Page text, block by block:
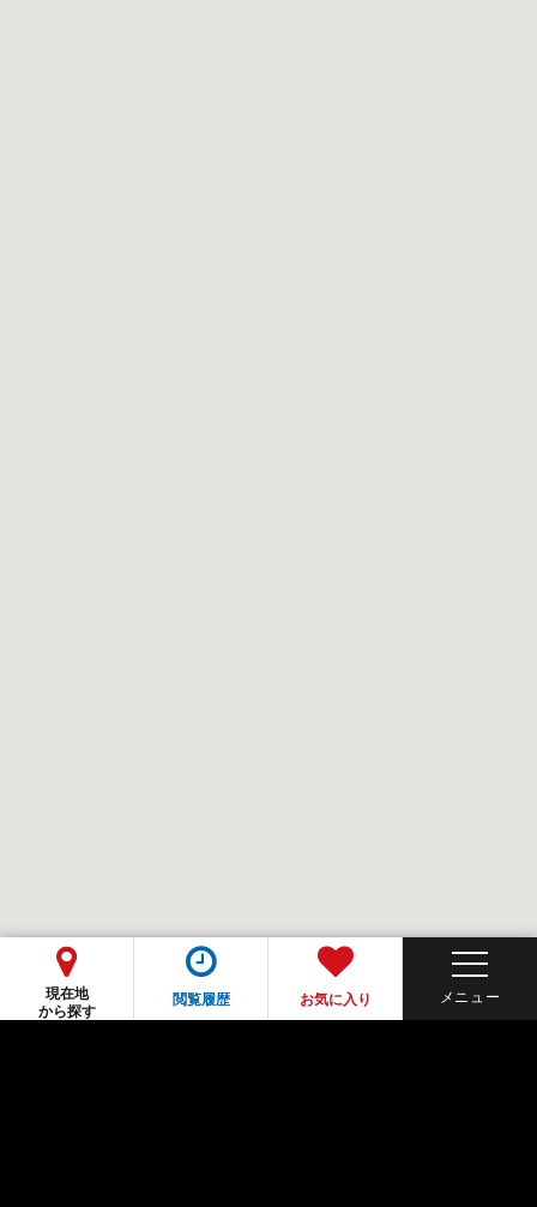
現在地
から探す
閲覧履歴 お気に入り